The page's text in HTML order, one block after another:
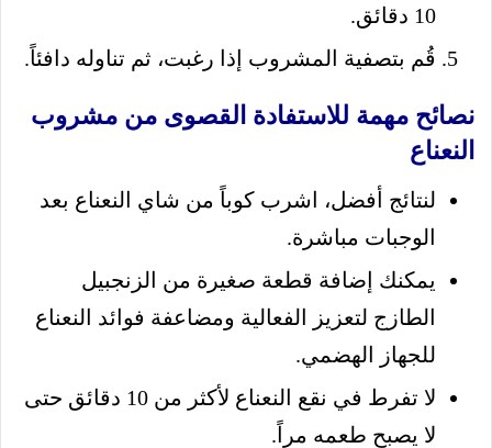
10 دقائق.
قُم بتصفية المشروب إذا رغبت، ثم تناوله دافئاً.
نصائح مهمة للاستفادة القصوى من مشروب
النعناع
لنتائج أفضل، اشرب كوباً من شاي النعناع بعد
الوجبات مباشرة.
يمكنك إضافة قطعة صغيرة من الزنجبيل
الطازج لتعزيز الفعالية ومضاعفة فوائد النعناع
للجهاز الهضمي.
لا تفرط في نقع النعناع لأكثر من 10 دقائق حتى
لا يصبح طعمه مراً.